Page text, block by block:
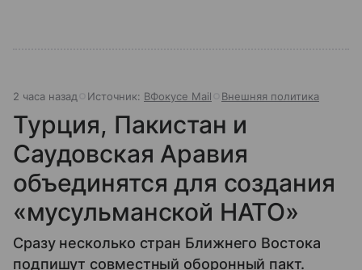
2 часа назад Источник: ВФокусе Mail Внешняя политика
Турция, Пакистан и
Саудовская Аравия
объединятся для создания
«мусульманской НАТО»
Сразу несколько стран Ближнего Востока
подпишут совместный оборонный пакт.